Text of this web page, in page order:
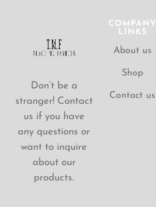
Don’t be a
stranger! Contact
us if you have
any questions or
want to inquire
about our
products.
COMPANY
LINKS
About us
Shop
Contact us